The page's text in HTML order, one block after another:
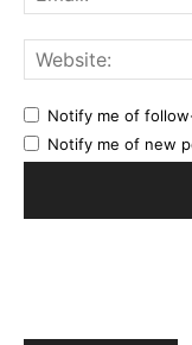
Notify me of
Notify me of new